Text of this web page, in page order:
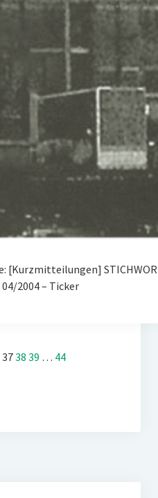
[Kurzmitteilungen]
2004 – Ticker
3738 39 … 44